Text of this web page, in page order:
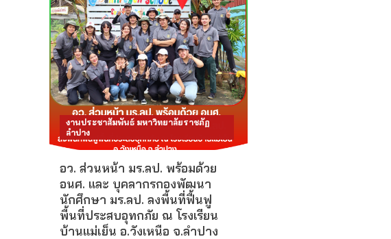
งานประชาสัมพันธ์ มหาวิทยาลัยราชภัฏ
ลำปาง
อว. ส่วนหน้า มร.ลป. พร้อมด้วย
อนศ. และ บุคลากรกองพัฒนา
นักศึกษา มร.ลป. ลงพื้นที่ฟื้นฟู
พื้นที่ประสบอุทกภัย ณ โรงเรียน
บ้านแม่เย็น อ.วังเหนือ จ.ลำปาง